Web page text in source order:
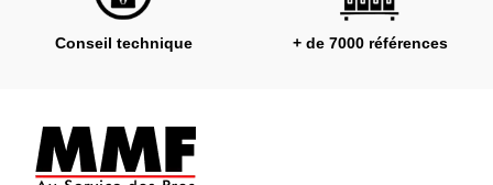
Conseil technique + de 7000 références